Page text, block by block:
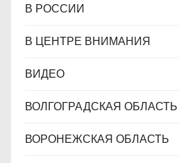
В РОССИИ
В ЦЕНТРЕ ВНИМАНИЯ
ВИДЕО
ВОЛГОГРАДСКАЯ ОБЛАСТЬ
ВОРОНЕЖСКАЯ ОБЛАСТЬ